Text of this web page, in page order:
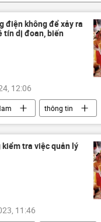
điện không để xảy ra
tín dị đoan, biến
12:06
thông tin
và Du lịch
Văn hóa
an ninh
tra việc quản lý
11:46